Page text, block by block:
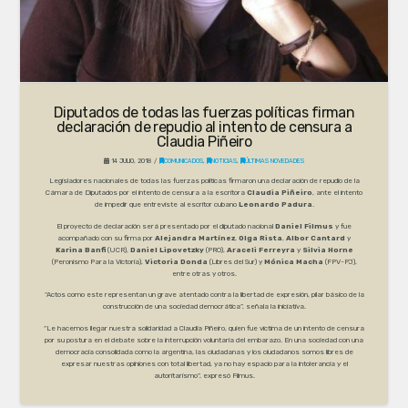
Diputados de todas las fuerzas políticas firman
declaración de repudio al intento de censura a
Claudia Piñeiro
14 JULIO, 2018 COMUNICADOS, NOTICIAS, ÚLTIMAS NOVEDADES
Legisladores nacionales de todas las fuerzas políticas firmaron una declaración de repudio de la
Cámara de Diputados por el intento de censura a la escritora Claudia Piñeiro, ante el intento
de impedir que entreviste al escritor cubano Leonardo Padura.
El proyecto de declaración será presentado por el diputado nacional Daniel Filmus y fue
acompañado con su firma por Alejandra Martínez Olga Rista Albor Cantard y
Karina Banfi(UCR), Daniel Lipovetzky(PRO), Araceli Ferreyra y Silvia Horne
(Peronismo Para la Victoria), Victoria Donda (Libres del Sur) y Mónica Macha (FPV-PJ),
entre otras y otros.
“Actos como este representan un grave atentado contra la libertad de expresión, pilar básico de la
construcción de una sociedad democrática”, señala la iniciativa.
“Le hacemos llegar nuestra solidaridad a Claudia Piñeiro, quien fue víctima de un intento de censura
por su postura en el debate sobre la interrupción voluntaria del embarazo. En una sociedad con una
democracia consolidada como la argentina, las ciudadanas y los ciudadanos somos libres de
expresar nuestras opiniones con total libertad, ya no hay espacio para la intolerancia y el
autoritarismo”, expresó Filmus.